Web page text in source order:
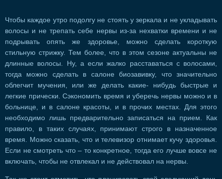
Чтобы каждое утро подолгу не стоять у зеркала и не укладывать
волосы и не трепать себе нервы из-за нехватки времени и не
подрывать опять же здоровье, можно сделать короткую
стильную стрижку. Тем более, что в этом сезоне актуальны не
длинные волосы. Ну, а если жалко расставаться с волосами,
тогда можно сделать в салоне биозавивку, что значительно
облегчит мучения, или же делать какие- нибудь быстрые и
легкие прически. Сэкономить время и уберечь нервы можно и в
больнице, и в салоне красоты, и в прочих местах. Для этого
необходимо лишь предварительно записаться на прием. Как
правило, в таких случаях, принимают строго в назначенное
время. Можно сказать, что и телевизор отнимает кучу здоровья.
Если не смотреть что – то конкретное, тогда его лучше вовсе не
включать, чтобы не отвлекал и не действовал на нервы.